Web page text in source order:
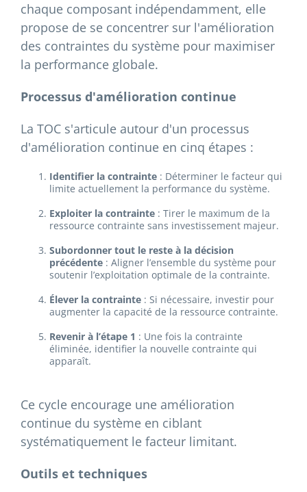
chaque composant indépendamment, elle
propose de se concentrer sur l'amélioration
des contraintes du système pour maximiser
la performance globale.
Processus d'amélioration continue
La TOC s'articule autour d'un processus
d'amélioration continue en cinq étapes :
Identifier la contrainte : Déterminer le facteur qui
limite actuellement la performance du système.
Exploiter la contrainte : Tirer le maximum de la
ressource contrainte sans investissement majeur.
Subordonner tout le reste à la décision
précédente : Aligner l’ensemble du système pour
soutenir l’exploitation optimale de la contrainte.
Élever la contrainte : Si nécessaire, investir pour
augmenter la capacité de la ressource contrainte.
Revenir à l’étape 1 : Une fois la contrainte
éliminée, identifier la nouvelle contrainte qui
apparaît.
Ce cycle encourage une amélioration
continue du système en ciblant
systématiquement le facteur limitant.
Outils et techniques